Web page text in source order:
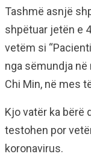
Tashmë asnjë
shpëtuar jetën e
vetëm si
nga sëmundja
Chi Min, në mes
Kjo vatër ka bërë
testohen por
koronavirus.